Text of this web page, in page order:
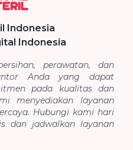
Indonesia
Indonesia
perawatan, dan
Anda yang dapat
pada kualitas dan
menyediakan layanan
Hubungi kami hari
dan jadwalkan layanan